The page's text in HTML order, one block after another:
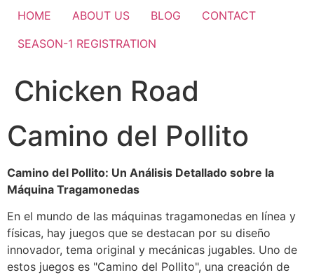
HOME ABOUT US BLOG
CONTACT
SEASON-1 REGISTRATION
Chicken Road
Camino del Pollito
Camino del Pollito: Un Análisis Detallado sobre la
Máquina Tragamonedas
En el mundo de las máquinas tragamonedas en línea y
físicas, hay juegos que se destacan por su diseño
innovador, tema original y mecánicas jugables. Uno de
estos juegos es "Camino del Pollito", una creación de